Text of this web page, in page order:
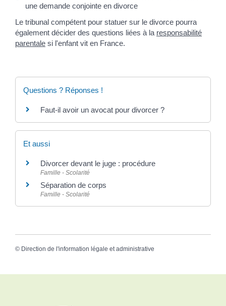
une demande conjointe en divorce
Le tribunal compétent pour statuer sur le divorce pourra
également décider des questions liées à la responsabilité
parentale si l'enfant vit en France.
Questions ? Réponses !
Faut-il avoir un avocat pour divorcer ?
Et aussi
Divorcer devant le juge : procédure
Famille - Scolarité
Séparation de corps
Famille - Scolarité
© Direction de l'information légale et administrative